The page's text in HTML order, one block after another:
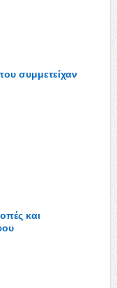
συμμετείχαν
και